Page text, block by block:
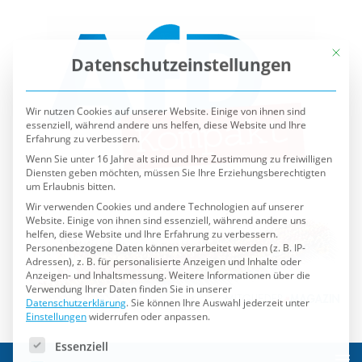
Datenschutzeinstellungen
Erfahrung zu verbessern.
Wenn Sie unter 16 Jahre alt sind und Ihre Zustimmung zu freiwilligen
Diensten geben möchten, müssen Sie Ihre Erziehungsberechtigten
um Erlaubnis bitten.
Wir verwenden Cookies und andere Technologien auf unserer
Website. Einige von ihnen sind essenziell, während andere uns
helfen, diese Website und Ihre Erfahrung zu verbessern.
Personenbezogene Daten können verarbeitet werden (z. B. IP-
Adressen), z. B. für personalisierte Anzeigen und Inhalte oder
Anzeigen- und Inhaltsmessung.Weitere Informationen über die
Verwendung Ihrer Daten finden Sie in unserer
Datenschutzerklärung.Sie können Ihre Auswahl jederzeit unter
Einstellungenwiderrufen oder anpassen.
Es folgt eine Liste der Service-Gruppen, für die eine
Essenziell
Externe Medien